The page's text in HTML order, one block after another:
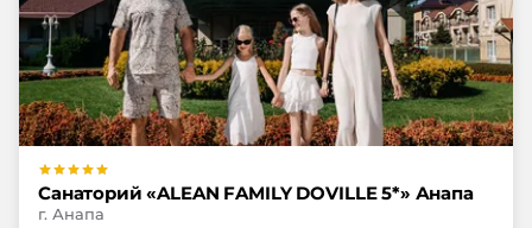
Санаторий «ALEAN FAMILY DOVILLE 5*» Анапа
г. Анапа